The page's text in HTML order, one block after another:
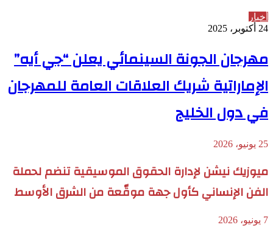
أخبار
24 أكتوبر، 2025
مهرجان الجونة السينمائي يعلن “جي أيه”
الإماراتية شريك العلاقات العامة للمهرجان
في دول الخليج
25 يونيو، 2026
ميوزيك نيشن لإدارة الحقوق الموسيقية تنضم لحملة
الفن الإنساني كأول جهة موقّعة من الشرق الأوسط
7 يونيو، 2026